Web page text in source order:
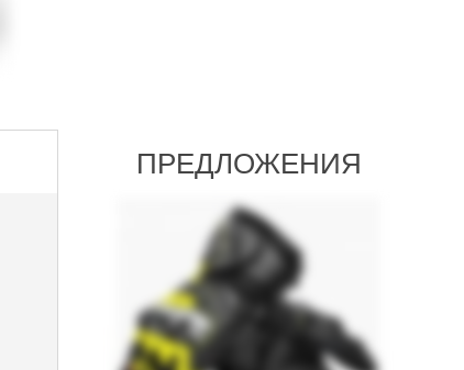
ПРЕДЛОЖЕНИЯ